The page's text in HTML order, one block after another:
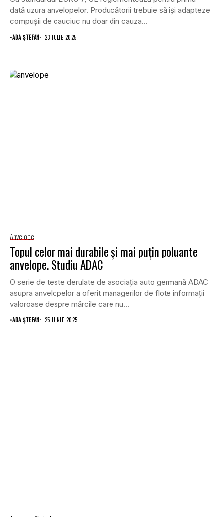
dată uzura anvelopelor. Producătorii trebuie să își adapteze
compușii de cauciuc nu doar din cauza...
•ADA ȘTEFAN 23 IULIE 2025
Anvelope
Topul celor mai durabile și mai puțin poluante
anvelope. Studiu ADAC
O serie de teste derulate de asociația auto germană ADAC
asupra anvelopelor a oferit managerilor de flote informații
valoroase despre mărcile care nu...
•ADA ȘTEFAN 25 IUNIE 2025